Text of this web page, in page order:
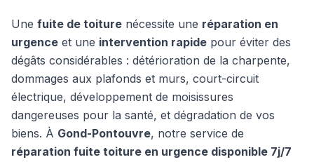
Une fuite de toiture nécessite une réparation en
urgence et une intervention rapide pour éviter des
dégâts considérables : détérioration de la charpente,
dommages aux plafonds et murs, court-circuit
électrique, développement de moisissures
dangereuses pour la santé, et dégradation de vos
biens. À Gond-Pontouvre, notre service de
réparation fuite toiture en urgence disponible 7j/7